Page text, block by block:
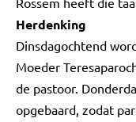
Herdenking
Dinsdagochtend
Moeder
de pastoor.
opgebaard, zodat